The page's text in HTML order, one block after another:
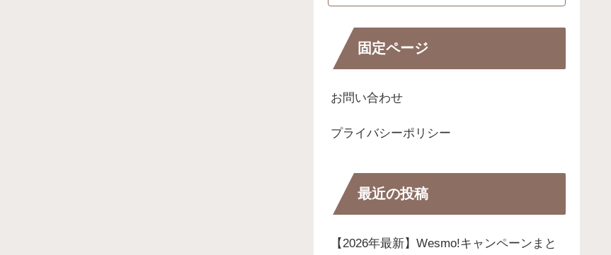
固定ページ
お問い合わせ
プライバシーポリシー
最近の投稿
【2026年最新】Wesmo!キャンペーンまと